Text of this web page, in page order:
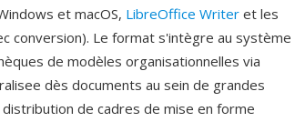
et macOS, LibreOffice Writer et les
conversion). Le format s'intègre au système
de modèles organisationnelles via
dès documents au sein de grandes
de cadres de mise en forme